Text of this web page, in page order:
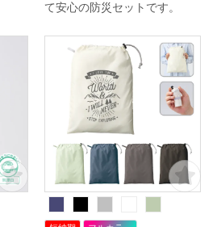
て安心の防災セットです。